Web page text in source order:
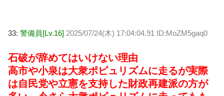
33: 警備員[Lv.16] 2025/07/24(木) 17:04:04.91 ID:MoZM5gaq0
石破が辞めてはいけない理由
高市や小泉は大衆ポピュリズムに走るが実際
は自民党や立憲を支持した財政再建派の方が